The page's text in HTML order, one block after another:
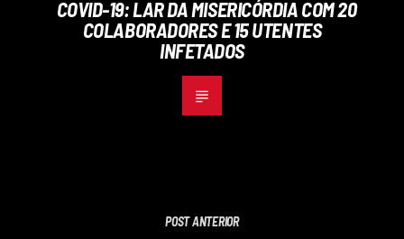
COVID-19: LAR DA MISERICÓRDIA COM 20
COLABORADORES E 15 UTENTES
INFETADOS
POST ANTERIOR